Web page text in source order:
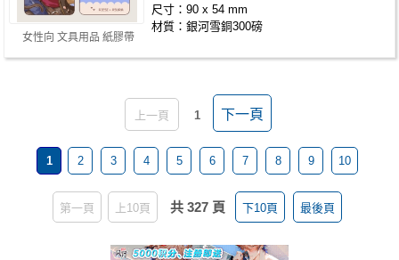
女性向 文具用品 紙膠帶
尺寸：90 x 54 mm
材質：銀河雪銅300磅
上一頁 1 下一頁
1 2 3 4 5 6 7 8 9 10
第一頁 上10頁 共 327 頁 下10頁 最後頁